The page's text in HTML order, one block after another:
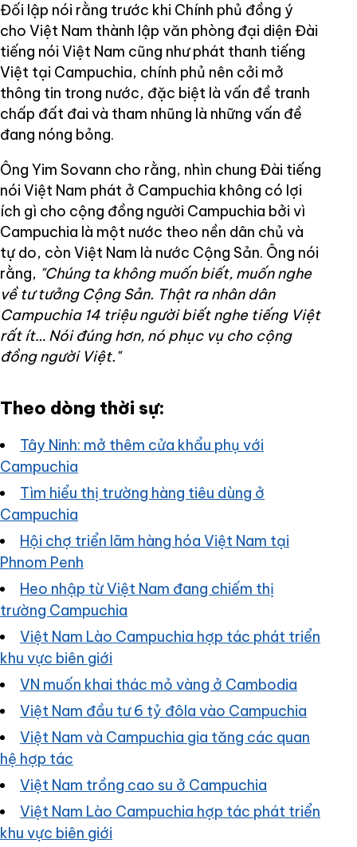
Đối lập nói rằng trước khi Chính phủ đồng ý
cho Việt Nam thành lập văn phòng đại diện Đài
tiếng nói Việt Nam cũng như phát thanh tiếng
Việt tại Campuchia, chính phủ nên cởi mở
thông tin trong nước, đặc biệt là vấn đề tranh
chấp đất đai và tham nhũng là những vấn đề
đang nóng bỏng.
Ông Yim Sovann cho rằng, nhìn chung Đài tiếng
nói Việt Nam phát ở Campuchia không có lợi
ích gì cho cộng đồng người Campuchia bởi vì
Campuchia là một nước theo nền dân chủ và
tự do, còn Việt Nam là nước Cộng Sản. Ông nói
rằng, "Chúng ta không muốn biết, muốn nghe
về tư tưởng Cộng Sản. Thật ra nhân dân
Campuchia 14 triệu người biết nghe tiếng Việt
rất ít… Nói đúng hơn, nó phục vụ cho cộng
đồng người Việt."
Theo dòng thời sự:
Tây Ninh: mở thêm cửa khẩu phụ với
Campuchia
Tìm hiểu thị trường hàng tiêu dùng ở
Campuchia
Hội chợ triển lãm hàng hóa Việt Nam tại
Phnom Penh
Heo nhập từ Việt Nam đang chiếm thị
trường Campuchia
Việt Nam Lào Campuchia hợp tác phát triển
khu vực biên giới
VN muốn khai thác mỏ vàng ở Cambodia
Việt Nam đầu tư 6 tỷ đôla vào Campuchia
Việt Nam và Campuchia gia tăng các quan
hệ hợp tác
Việt Nam trồng cao su ở Campuchia
Việt Nam Lào Campuchia hợp tác phát triển
khu vực biên giới